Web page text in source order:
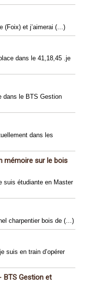
(Foix) et j’aimerai (…)
dans le 41,18,45 .je
dans le BTS Gestion
dans les
mémoire sur le bois
suis étudiante en Master
charpentier bois de (…)
suis en train d’opérer
BTS Gestion et